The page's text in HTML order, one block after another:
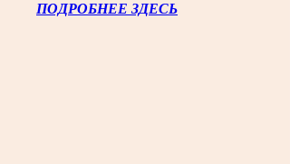
ПОДРОБНЕЕ ЗДЕСЬ